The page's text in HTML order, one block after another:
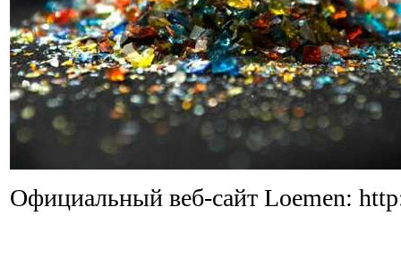
Официальный веб-сайт Loemen: